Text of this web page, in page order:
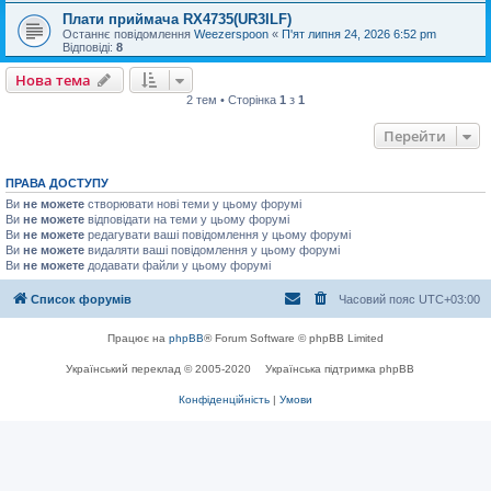
Плати приймача RX4735(UR3ILF)
Останнє повідомлення Weezerspoon « П'ят липня 24, 2026 6:52 pm
Відповіді: 8
Нова тема
2 тем • Сторінка 1 з 1
Перейти
ПРАВА ДОСТУПУ
Ви не можете створювати нові теми у цьому форумі
Ви не можете відповідати на теми у цьому форумі
Ви не можете редагувати ваші повідомлення у цьому форумі
Ви не можете видаляти ваші повідомлення у цьому форумі
Ви не можете додавати файли у цьому форумі
Список форумів Часовий пояс UTC+03:00
Працює на phpBB® Forum Software © phpBB Limited
Український переклад © 2005-2020 Українська підтримка phpBB
Конфіденційність | Умови